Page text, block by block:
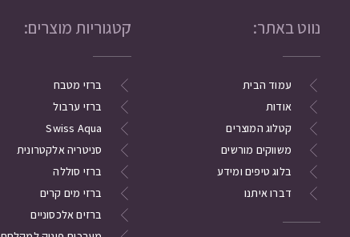
נווט באתר:
עמוד הבית
אודות
קטלוג המוצרים
משווקים מורשים
בלוג טיפים ומידע
דברו איתנו
קטגוריות מוצרים:
ברזי מטבח
ברזי ערבול
Swiss Aqua
סניטריה אלקטרונית
ברזי סוללה
ברזי מים קרים
ברזים אלכסוניים